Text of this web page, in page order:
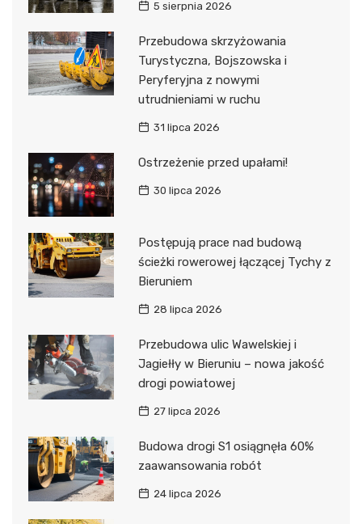
5 sierpnia 2026
Przebudowa skrzyżowania
Turystyczna, Bojszowska i
Peryferyjna z nowymi
utrudnieniami w ruchu
31 lipca 2026
Ostrzeżenie przed upałami!
30 lipca 2026
Postępują prace nad budową
ścieżki rowerowej łączącej Tychy z
Bieruniem
28 lipca 2026
Przebudowa ulic Wawelskiej i
Jagiełły w Bieruniu – nowa jakość
drogi powiatowej
27 lipca 2026
Budowa drogi S1 osiągnęła 60%
zaawansowania robót
24 lipca 2026